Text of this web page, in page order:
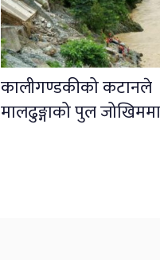
कालीगण्डकीको कटानले
मालढुङ्गाको पुल जोखिममा